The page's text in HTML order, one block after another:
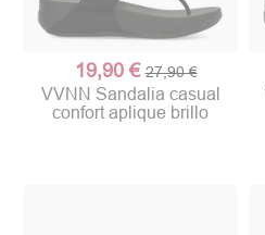
19,90 € 27,90 €
VVNN Sandalia casual
confort aplique brillo